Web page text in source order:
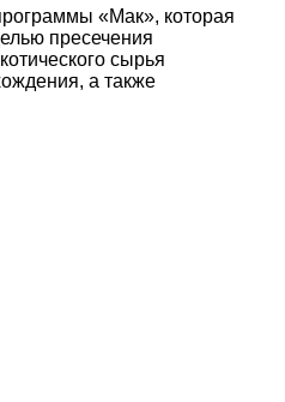
«Мак», которая
пресечения
сырья
а также